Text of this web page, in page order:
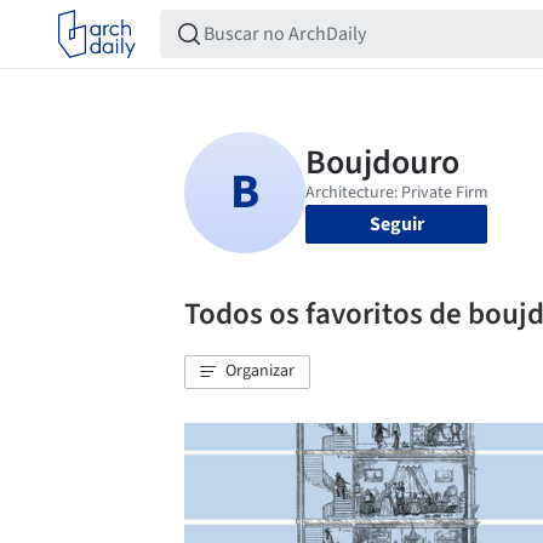
Seguir
Todos os favoritos de
Organizar